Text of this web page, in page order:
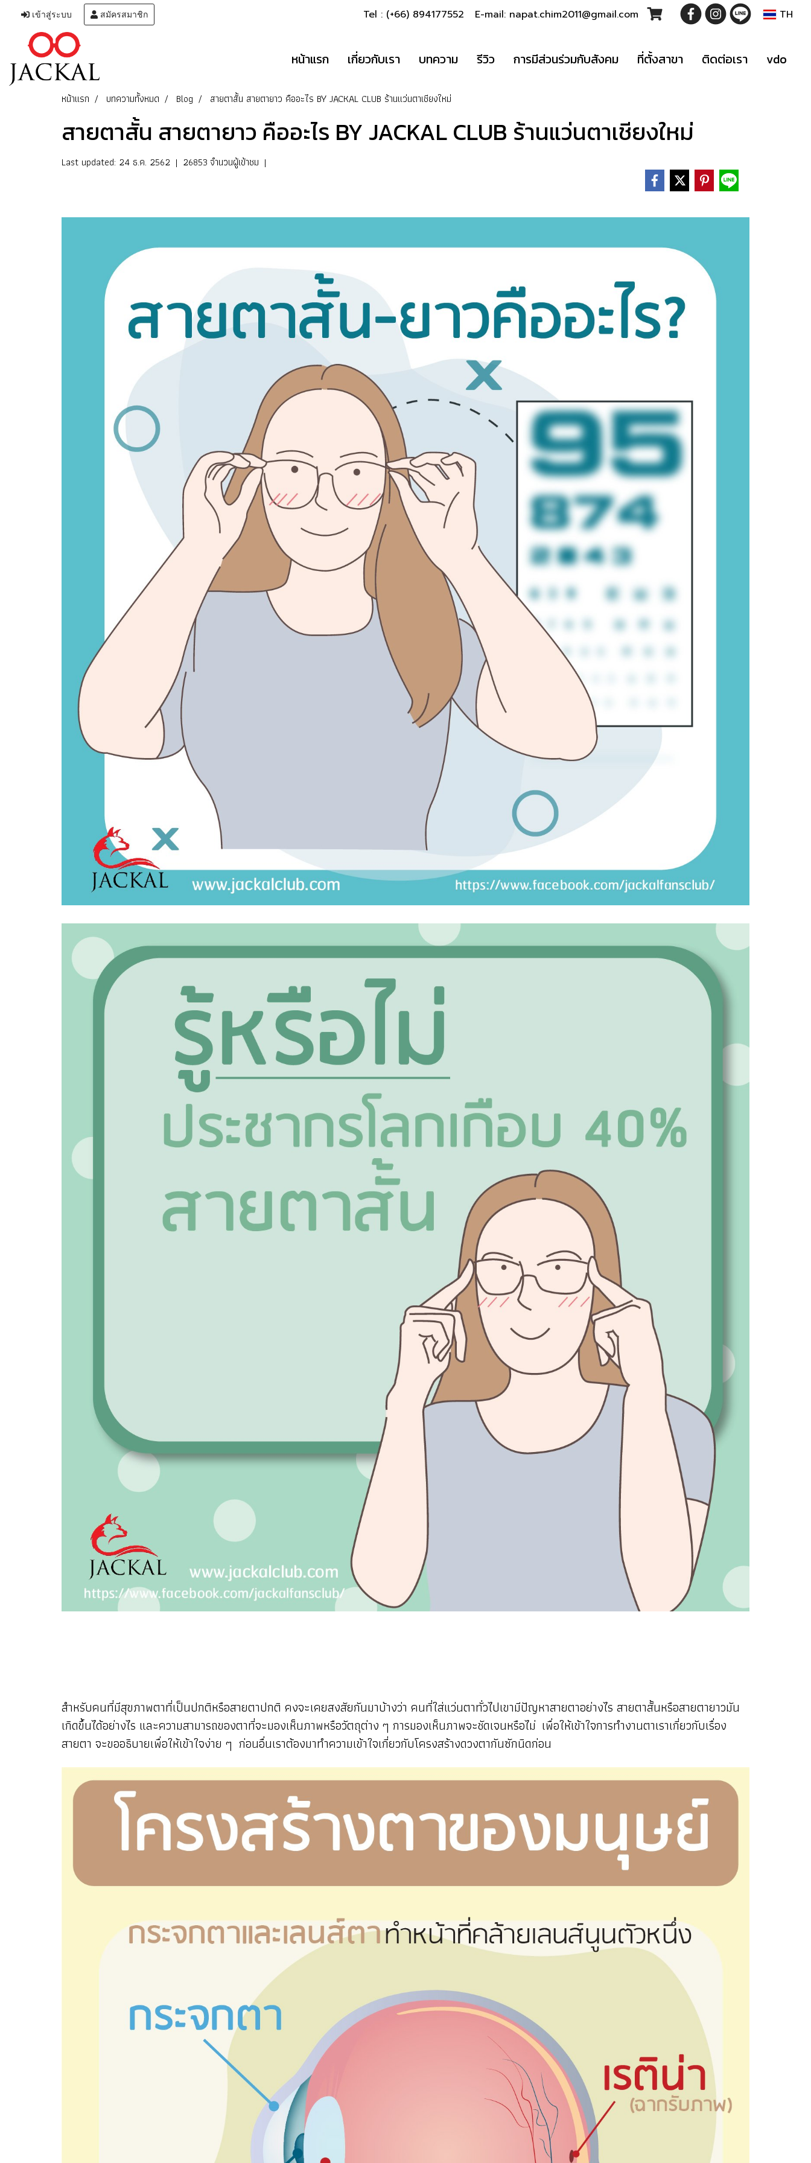
เข้าสู่ระบบ สมัครสมาชิก Tel : (+66) 894177552 E-mail: napat.chim2011@gmail.com TH
หน้าแรก เกี่ยวกับเรา บทความ รีวิว การมีส่วนร่วมกับสังคม ที่ตั้งสาขา ติดต่อเรา vdo
หน้าแรก บทความทั้งหมด Blog สายตาสั้น สายตายาว คืออะไร BY JACKAL CLUB ร้านแว่นตาเชียงใหม่
สายตาสั้น สายตายาว คืออะไร BY JACKAL CLUB ร้านแว่นตาเชียงใหม่
Last updated: 24 ธ.ค. 2562 | 26853 จำนวนผู้เข้าชม |
สำหรับคนที่มีสุขภาพตาที่เป็นปกติหรือสายตาปกติ คงจะเคยสงสัยกันมาบ้างว่า คนที่ใส่แว่นตาทั่วไปเขามีปัญหาสายตาอย่างไร สายตาสั้นหรือสายตายาวมัน
เกิดขึ้นได้อย่างไร และความสามารถของตาที่จะมองเห็นภาพหรือวัตถุต่าง ๆ การมองเห็นภาพจะชัดเจนหรือไม่ เพื่อให้เข้าใจการทำงานตาเราเกี่ยวกับเรื่อง
สายตา จะขออธิบายเพื่อให้เข้าใจง่าย ๆ ก่อนอื่นเราต้องมาทำความเข้าใจเกี่ยวกับโครงสร้างดวงตากันซักนิดก่อน